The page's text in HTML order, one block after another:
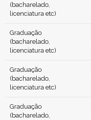
(bacharelado,
licenciatura etc)
Graduação
(bacharelado,
licenciatura etc)
Graduação
(bacharelado,
licenciatura etc)
Graduação
(bacharelado,